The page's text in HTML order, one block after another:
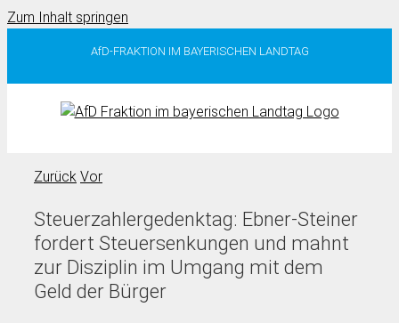
Zum Inhalt springen
AfD-FRAKTION IM BAYERISCHEN LANDTAG
Zurück Vor
Steuerzahlergedenktag: Ebner-Steiner
fordert Steuersenkungen und mahnt
zur Disziplin im Umgang mit dem
Geld der Bürger